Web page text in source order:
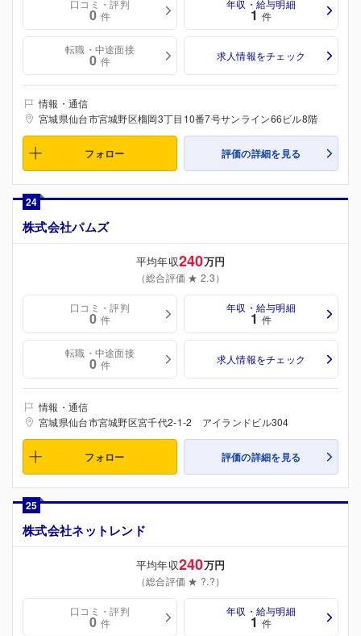
口コミ・評判
0 件
年収・給与明細
1 件
転職・中途面接
0 件 求人情報をチェック
情報・通信
宮城県仙台市宮城野区榴岡3丁目10番7号サンライン66ビル8階
フォロー 評価の詳細を見る
24
株式会社パムズ
平均年収240万円
（総合評価 ★ 2.3）
口コミ・評判
0 件
年収・給与明細
1 件
転職・中途面接
0 件 求人情報をチェック
情報・通信
宮城県仙台市宮城野区宮千代2-1-2 アイランドビル304
フォロー 評価の詳細を見る
25
株式会社ネットレンド
平均年収240万円
（総合評価 ★ ?.?）
口コミ・評判
0 件
年収・給与明細
1 件